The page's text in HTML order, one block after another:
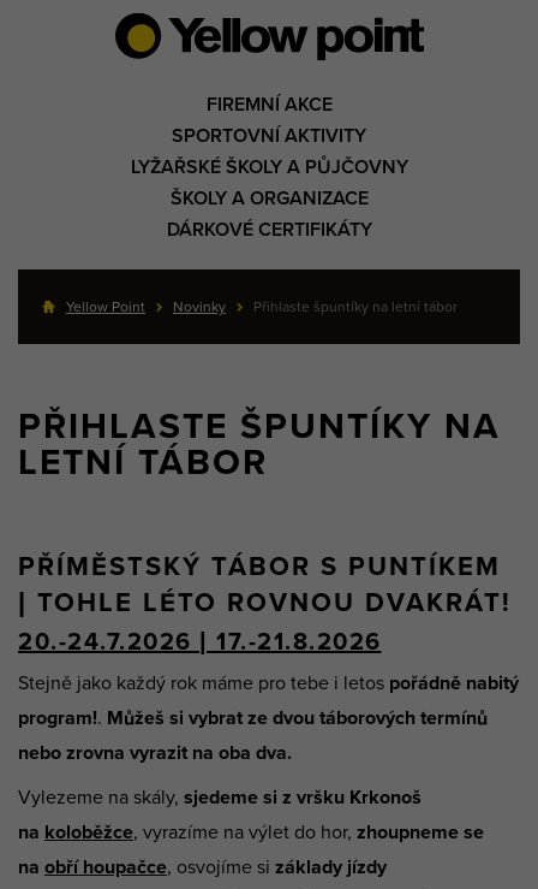
FIREMNÍ AKCE
SPORTOVNÍ AKTIVITY
LYŽAŘSKÉ ŠKOLY A PŮJČOVNY
ŠKOLY A ORGANIZACE
DÁRKOVÉ CERTIFIKÁTY
Yellow Point Novinky Přihlaste špuntíky na letní tábor
PŘIHLASTE ŠPUNTÍKY NA
LETNÍ TÁBOR
PŘÍMĚSTSKÝ TÁBOR S PUNTÍKEM
| TOHLE LÉTO ROVNOU DVAKRÁT!
20.-24.7.2026 | 17.-21.8.2026
Stejně jako každý rok máme pro tebe i letos pořádně nabitý
program!. Můžeš si vybrat ze dvou táborových termínů
nebo zrovna vyrazit na oba dva.
Vylezeme na skály, sjedeme si z vršku Krkonoš
na koloběžce, vyrazíme na výlet do hor, zhoupneme se
na obří houpačce, osvojíme si základy jízdy